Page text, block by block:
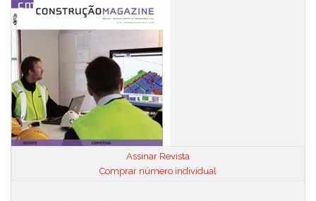
Assinar Revista
Comprar número individual